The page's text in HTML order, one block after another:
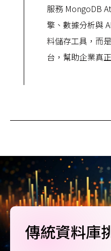
服務 MongoDB
擎、數據分析與
料儲存工具，而
台，幫助企業真
傳統資料庫